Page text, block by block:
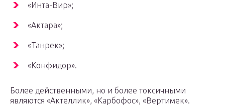
«Инта-Вир»;
«Актара»;
«Танрек»;
«Конфидор».
Более действенными, но и более токсичными
являются «Актеллик», «Карбофос», «Вертимек».